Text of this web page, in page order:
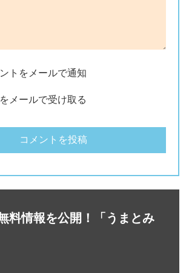
トをメールで通知
メールで受け取る
料情報を公開！「うまとみ